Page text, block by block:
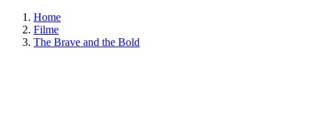
Home
Filme
The Brave and the Bold